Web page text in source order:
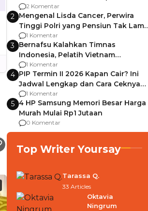
Pemalang
2 Komentar
2 Mengenal Lisda Cancer, Perwira
Tinggi Polri yang Pensiun Tak Lama
Usai Jadi Brigjen
1 Komentar
3 Bernafsu Kalahkan Timnas
Indonesia, Pelatih Vietnam
Berencana Pakai Jimat di Pakansari
1 Komentar
4 PIP Termin II 2026 Kapan Cair? Ini
Jadwal Lengkap dan Cara Ceknya
agar Dana Tidak Hangus!
1 Komentar
5 4 HP Samsung Memori Besar Harga
Murah Mulai Rp1 Jutaan
0 Komentar
Top Writer Yoursay
Tarassa Q.
33 Articles
Oktavia
Ningrum